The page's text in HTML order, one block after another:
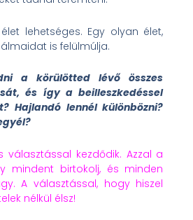
lehetséges. Egy olyan élet,
is felülmúlja.
a körülötted lévő összes
és így a beilleszkedéssel
Hajlandó lennél különbözni?
választással kezdődik. Azzal a
mindent birtokolj, és minden
A választással, hogy hiszel
nélkül élsz!